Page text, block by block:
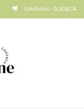
0 Articles - 0,00$CA